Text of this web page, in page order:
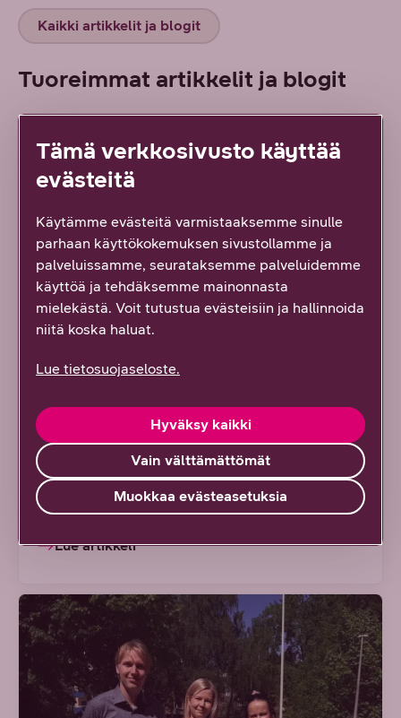
Kaikki artikkelit ja blogit
Tuoreimmat artikkelit ja blogit
DNA tarjoaa viikon palkallisen
isovanhempainvapaan – "Sain
tutustua rauhassa pieneen
ihmiseen"
Lue artikkeli
Tämä verkkosivusto käyttää
evästeitä
Käytämme evästeitä varmistaaksemme sinulle
parhaan käyttökokemuksen sivustollamme ja
palveluissamme, seurataksemme palveluidemme
käyttöä ja tehdäksemme mainonnasta
mielekästä. Voit tutustua evästeisiin ja hallinnoida
niitä koska haluat.
Lue tietosuojaseloste.
Vain välttämättömät
Hyväksy kaikki
Muokkaa evästeasetuksia